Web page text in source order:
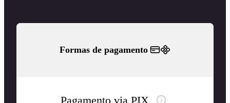
Formas de pagamento
Pagamento via PIX